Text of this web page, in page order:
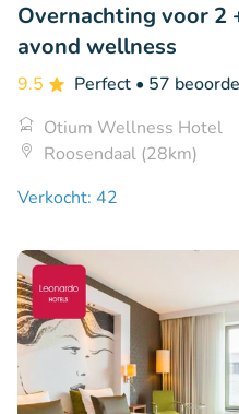
Overnachting voor 2
avond wellness
9.5 Perfect • 57
Otium Wellness Hotel
Roosendaal (28km)
Verkocht: 42